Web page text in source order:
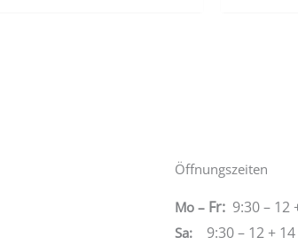
Öffnungszeiten
Mo – Fr: 9:30 – 12
Sa: 9:30 – 12 +